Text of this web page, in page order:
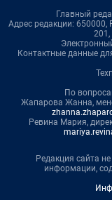
Главный
Адрес редакции: 650000,
201,
Контактные данные
По
Жапарова Жанна,
Ревина Мария,
Редакция сайта
информации,